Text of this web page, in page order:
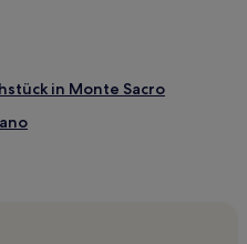
in Monte Sacro